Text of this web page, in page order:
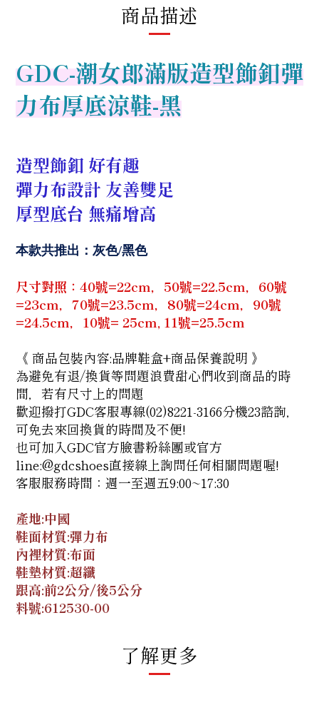
商品描述
GDC-潮女郎滿版造型飾釦彈
力布厚底涼鞋-黑
造型飾釦 好有趣
彈力布設計 友善雙足
厚型底台 無痛增高
本款共推出：灰色/黑色
尺寸對照：40號=22cm，50號=22.5cm，60號
=23cm，70號=23.5cm，80號=24cm，90號
=24.5cm，10號= 25cm, 11號=25.5cm
《 商品包裝內容:品牌鞋盒+商品保養說明 》
為避免有退/換貨等問題浪費甜心們收到商品的時
間，若有尺寸上的問題
歡迎撥打GDC客服專線(02)8221-3166分機23諮詢，
可免去來回換貨的時間及不便!
也可加入GDC官方臉書粉絲團或官方
line:@gdcshoes直接線上詢問任何相關問題喔!
客服服務時間：週一至週五9:00~17:30
產地:中國
鞋面材質:彈力布
內裡材質:布面
鞋墊材質:超纖
跟高:前2公分/後5公分
料號:612530-00
了解更多